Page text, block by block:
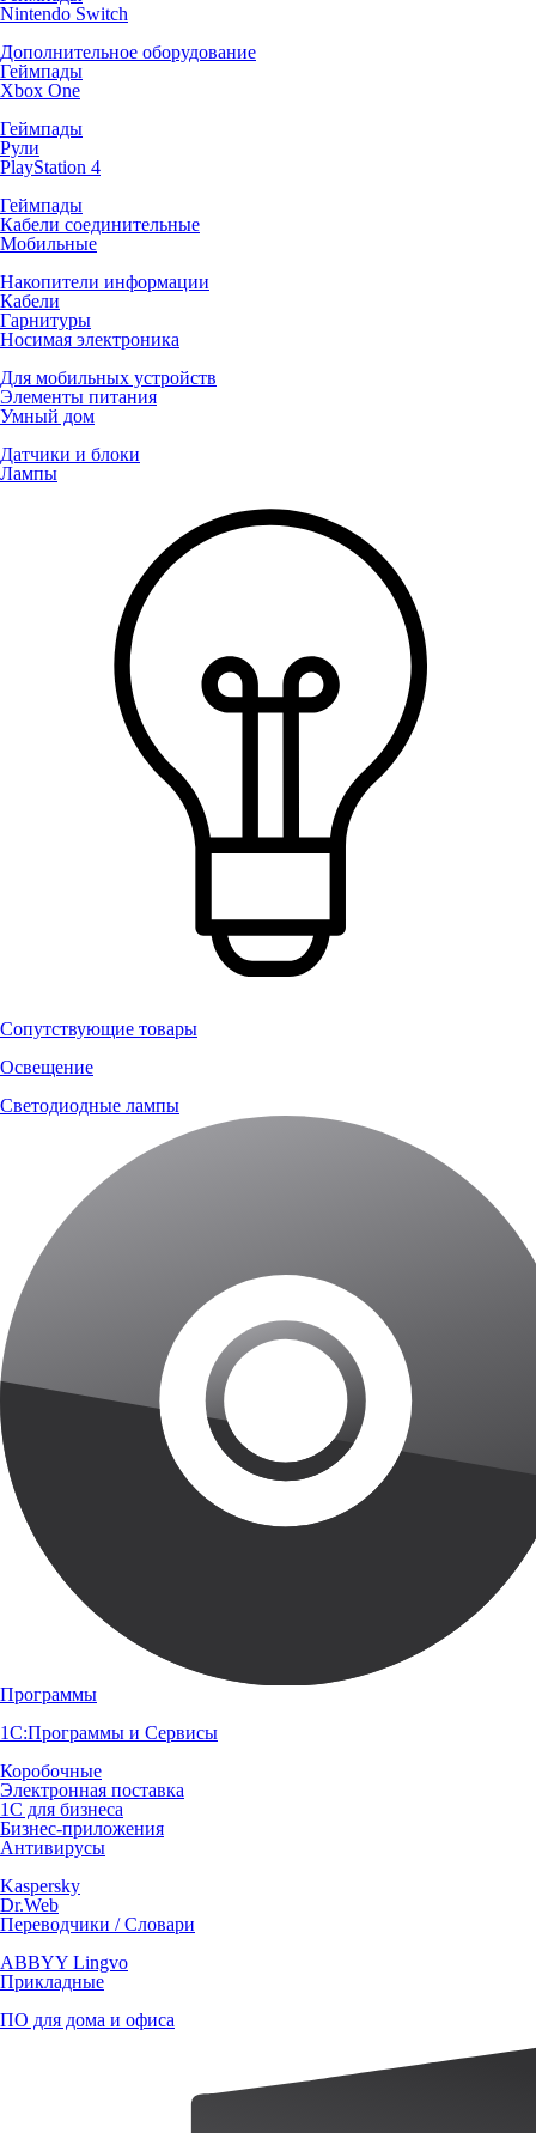
Nintendo Switch
Дополнительное оборудование
Геймпады
Xbox One
Геймпады
Рули
PlayStation 4
Геймпады
Кабели соединительные
Мобильные
Накопители информации
Кабели
Гарнитуры
Носимая электроника
Для мобильных устройств
Элементы питания
Умный дом
Датчики и блоки
Лампы
Сопутствующие товары
Освещение
Светодиодные лампы
Программы
1С:Программы и Сервисы
Коробочные
Электронная поставка
1С для бизнеса
Бизнес-приложения
Антивирусы
Kaspersky
Dr.Web
Переводчики / Словари
ABBYY Lingvo
Прикладные
ПО для дома и офиса